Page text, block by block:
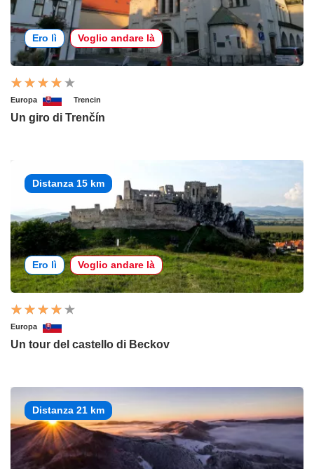
Ero lì Voglio andare là
Europa Trencin
Un giro di Trenčín
Distanza 15 km
Ero lì Voglio andare là
Europa
Un tour del castello di Beckov
Distanza 21 km